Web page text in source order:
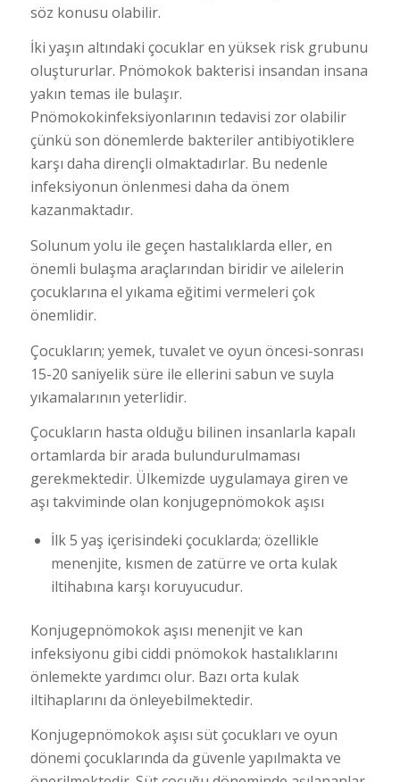
söz konusu olabilir.
İki yaşın altındaki çocuklar en yüksek risk grubunu
oluştururlar. Pnömokok bakterisi insandan insana
yakın temas ile bulaşır.
Pnömokokinfeksiyonlarının tedavisi zor olabilir
çünkü son dönemlerde bakteriler antibiyotiklere
karşı daha dirençli olmaktadırlar. Bu nedenle
infeksiyonun önlenmesi daha da önem
kazanmaktadır.
Solunum yolu ile geçen hastalıklarda eller, en
önemli bulaşma araçlarından biridir ve ailelerin
çocuklarına el yıkama eğitimi vermeleri çok
önemlidir.
Çocukların; yemek, tuvalet ve oyun öncesi-sonrası
15-20 saniyelik süre ile ellerini sabun ve suyla
yıkamalarının yeterlidir.
Çocukların hasta olduğu bilinen insanlarla kapalı
ortamlarda bir arada bulundurulmaması
gerekmektedir. Ülkemizde uygulamaya giren ve
aşı takviminde olan konjugepnömokok aşısı
İlk 5 yaş içerisindeki çocuklarda; özellikle
menenjite, kısmen de zatürre ve orta kulak
iltihabına karşı koruyucudur.
Konjugepnömokok aşısı menenjit ve kan
infeksiyonu gibi ciddi pnömokok hastalıklarını
önlemekte yardımcı olur. Bazı orta kulak
iltihaplarını da önleyebilmektedir.
Konjugepnömokok aşısı süt çocukları ve oyun
dönemi çocuklarında da güvenle yapılmakta ve